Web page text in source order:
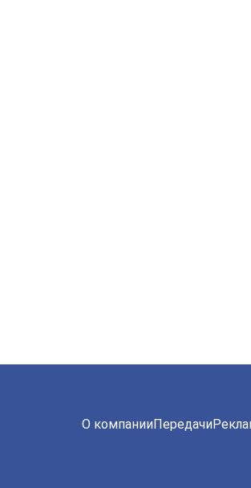
О компанииПередачи